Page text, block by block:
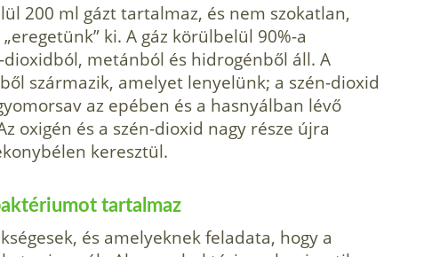
200 ml gázt tartalmaz, és nem szokatlan,
ki. A gáz körülbelül 90%-a
metánból és hidrogénből áll. A
származik, amelyet lenyelünk; a szén-dioxid
az epében és a has­nyálban lévő
oxigén és a szén-dioxid nagy része újra
keresztül.
tartalmaz
és amelyeknek feladata, hogy a